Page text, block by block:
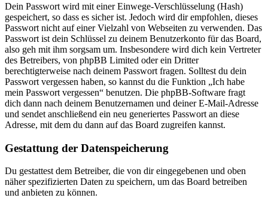
Dein Passwort wird mit einer Einwege-Verschlüsselung (Hash)
gespeichert, so dass es sicher ist. Jedoch wird dir empfohlen, dieses
Passwort nicht auf einer Vielzahl von Webseiten zu verwenden. Das
Passwort ist dein Schlüssel zu deinem Benutzerkonto für das Board,
also geh mit ihm sorgsam um. Insbesondere wird dich kein Vertreter
des Betreibers, von phpBB Limited oder ein Dritter
berechtigterweise nach deinem Passwort fragen. Solltest du dein
Passwort vergessen haben, so kannst du die Funktion „Ich habe
mein Passwort vergessen“ benutzen. Die phpBB-Software fragt
dich dann nach deinem Benutzernamen und deiner E-Mail-Adresse
und sendet anschließend ein neu generiertes Passwort an diese
Adresse, mit dem du dann auf das Board zugreifen kannst.
Gestattung der Datenspeicherung
Du gestattest dem Betreiber, die von dir eingegebenen und oben
näher spezifizierten Daten zu speichern, um das Board betreiben
und anbieten zu können.